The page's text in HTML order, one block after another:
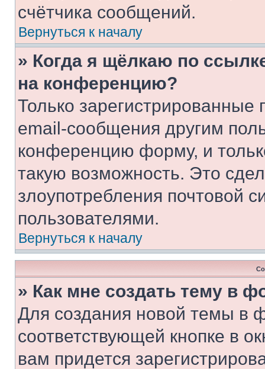
счётчика сообщений.
Вернуться к началу
» Когда я щёлкаю по
на конференцию?
Только зарегистрированные
email-сообщения другим
конференцию форму, и
такую возможность. Это
злоупотребления почтовой
пользователями.
Вернуться к началу
» Как мне создать тему в
Для создания новой темы в
соответствующей кнопке в
вам придется